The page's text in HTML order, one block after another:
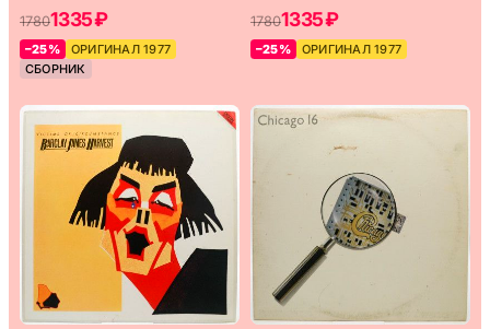
17801335 ₽
–25%
ОРИГИНАЛ 1977
СБОРНИК
17801335 ₽
–25% ОРИГИНАЛ 1977